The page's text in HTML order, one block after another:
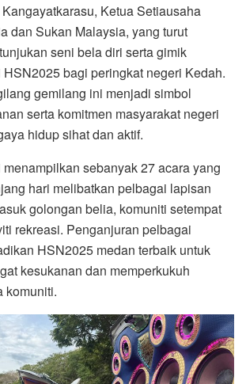
Ketua Setiausaha
dan Sukan Malaysia, yang turut
seni bela diri serta gimik
bagi peringkat negeri Kedah.
gemilang ini menjadi simbol
serta komitmen masyarakat negeri
hidup sihat dan aktif.
sebanyak 27 acara yang
hari melibatkan pelbagai lapisan
golongan belia, komuniti setempat
rekreasi. Penganjuran pelbagai
HSN2025 medan terbaik untuk
kesukanan dan memperkukuh
komuniti.